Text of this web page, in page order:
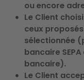
ou encore
Le Client
ceux
sélectionnée
bancaire
bancaire).
Le Client